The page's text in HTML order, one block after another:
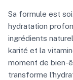
Sa formule est
hydratation
ingrédients
karité et la
moment de bien-
transforme